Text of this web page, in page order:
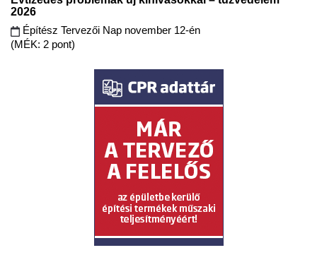
2026
Építész Tervezői Nap november 12-én
(MÉK: 2 pont)